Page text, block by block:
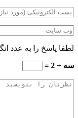
لطفا پاسخ را به عدد
سه + 2 =